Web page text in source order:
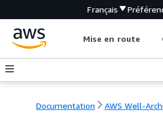
Français
Mise en route
Documentation AWS Well-